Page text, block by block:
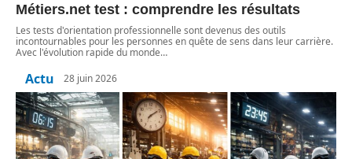
Métiers.net test : comprendre les résultats
Les tests d'orientation professionnelle sont devenus des outils
incontournables pour les personnes en quête de sens dans leur carrière.
Avec l'évolution rapide du monde…
Actu 28 juin 2026